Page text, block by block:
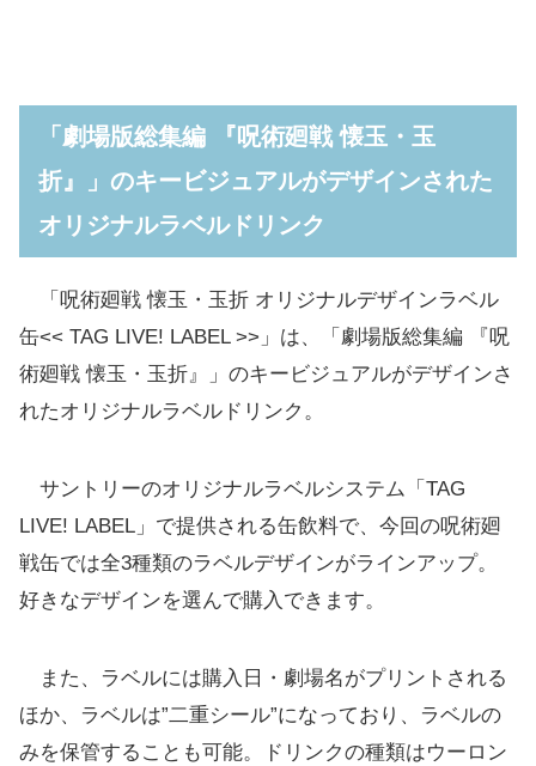
「劇場版総集編 『呪術廻戦 懐玉・玉
折』」のキービジュアルがデザインされた
オリジナルラベルドリンク
「呪術廻戦 懐玉・玉折 オリジナルデザインラベル
缶<< TAG LIVE! LABEL >>」は、「劇場版総集編 『呪
術廻戦 懐玉・玉折』」のキービジュアルがデザインさ
れたオリジナルラベルドリンク。
サントリーのオリジナルラベルシステム「TAG
LIVE! LABEL」で提供される缶飲料で、今回の呪術廻
戦缶では全3種類のラベルデザインがラインアップ。
好きなデザインを選んで購入できます。
また、ラベルには購入日・劇場名がプリントされる
ほか、ラベルは”二重シール”になっており、ラベルの
みを保管することも可能。ドリンクの種類はウーロン